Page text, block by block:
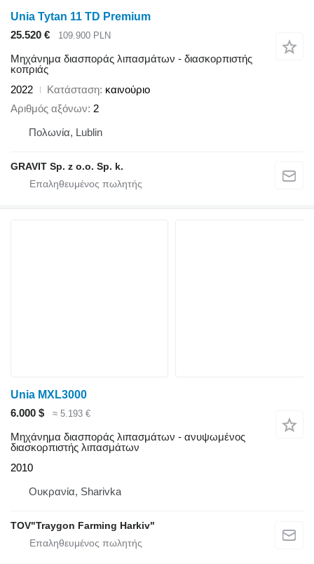
Unia Tytan 11 TD Premium
25.520 €
109.900 PLN
Μηχάνημα διασποράς λιπασμάτων - διασκορπιστής
κοπριάς
2022
Κατάσταση καινούριο
Αριθμός αξόνων 2
Πολωνία, Lublin
GRAVIT Sp. z o.o. Sp. k.
Unia MXL3000
6.000 $
≈ 5.193 €
Μηχάνημα διασποράς λιπασμάτων - ανυψωμένος
διασκορπιστής λιπασμάτων
2010
Ουκρανία, Sharivka
TOV"Traygon Farming Harkiv"